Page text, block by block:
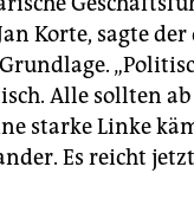
Korte, sagte
Alle sollten
starke Linke
Es reicht